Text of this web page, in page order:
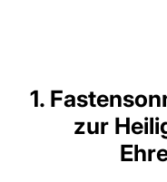
1.
zur